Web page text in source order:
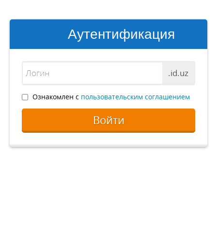
Аутентификация
.id.uz
Ознакомлен с пользовательским соглашением
Войти